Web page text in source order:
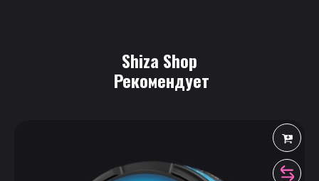
Shiza Shop
Рекомендует